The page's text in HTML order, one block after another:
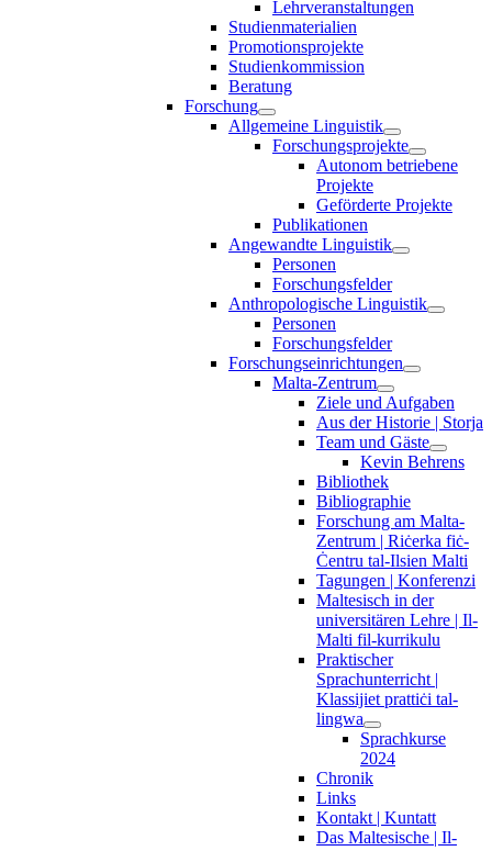
Lehrveranstaltungen
Studienmaterialien
Promotionsprojekte
Studienkommission
Beratung
Forschung
Allgemeine Linguistik
Forschungsprojekte
Autonom betriebene
Projekte
Geförderte Projekte
Publikationen
Angewandte Linguistik
Personen
Forschungsfelder
Anthropologische Linguistik
Personen
Forschungsfelder
Forschungseinrichtungen
Malta-Zentrum
Ziele und Aufgaben
Aus der Historie | Storja
Team und Gäste
Kevin Behrens
Bibliothek
Bibliographie
Forschung am Malta-
Zentrum | Riċerka fiċ-
Ċentru tal-Ilsien Malti
Tagungen | Konferenzi
Maltesisch in der
universitären Lehre | Il-
Malti fil-kurrikulu
Praktischer
Sprachunterricht |
Klassijiet prattiċi tal-
lingwa
Sprachkurse
2024
Chronik
Links
Kontakt | Kuntatt
Das Maltesische | Il-